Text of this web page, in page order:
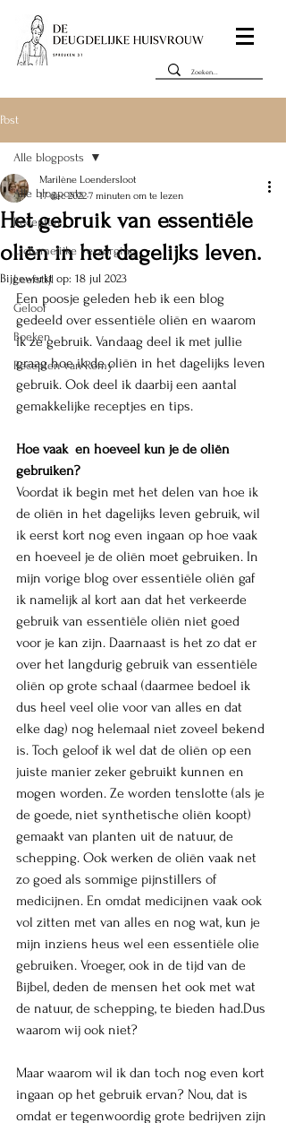
Post
Alle blogposts
Recepten
Lichamelijke verzorging
Leefstijl
Geloof
Boeken
Recepten van Romy
Alle blogposts
Het gebruik van essentiële
oliën in het dagelijks leven.
Marilène Loendersloot
17 dec 20227 minuten om te lezen
Bijgewerkt op: 18 jul 2023
Een poosje geleden heb ik een blog
gedeeld over essentiële oliën en waarom
ik ze gebruik. Vandaag deel ik met jullie
graag hoe ik de oliën in het dagelijks leven
gebruik. Ook deel ik daarbij een aantal
gemakkelijke receptjes en tips.
Hoe vaak  en hoeveel kun je de oliën
gebruiken?
Voordat ik begin met het delen van hoe ik
de oliën in het dagelijks leven gebruik, wil
ik eerst kort nog even ingaan op hoe vaak
en hoeveel je de oliën moet gebruiken. In
mijn vorige blog over essentiële oliën gaf
ik namelijk al kort aan dat het verkeerde
gebruik van essentiële oliën niet goed
voor je kan zijn. Daarnaast is het zo dat er
over het langdurig gebruik van essentiële
oliën op grote schaal (daarmee bedoel ik
dus heel veel olie voor van alles en dat
elke dag) nog helemaal niet zoveel bekend
is. Toch geloof ik wel dat de oliën op een
juiste manier zeker gebruikt kunnen en
mogen worden. Ze worden tenslotte (als je
de goede, niet synthetische oliën koopt)
gemaakt van planten uit de natuur, de
schepping. Ook werken de oliën vaak net
zo goed als sommige pijnstillers of
medicijnen. En omdat medicijnen vaak ook
vol zitten met van alles en nog wat, kun je
mijn inziens heus wel een essentiële olie
gebruiken. Vroeger, ook in de tijd van de
Bijbel, deden de mensen het ook met wat
de natuur, de schepping, te bieden had.Dus
waarom wij ook niet?
Maar waarom wil ik dan toch nog even kort
ingaan op het gebruik ervan? Nou, dat is
omdat er tegenwoordig grote bedrijven zijn